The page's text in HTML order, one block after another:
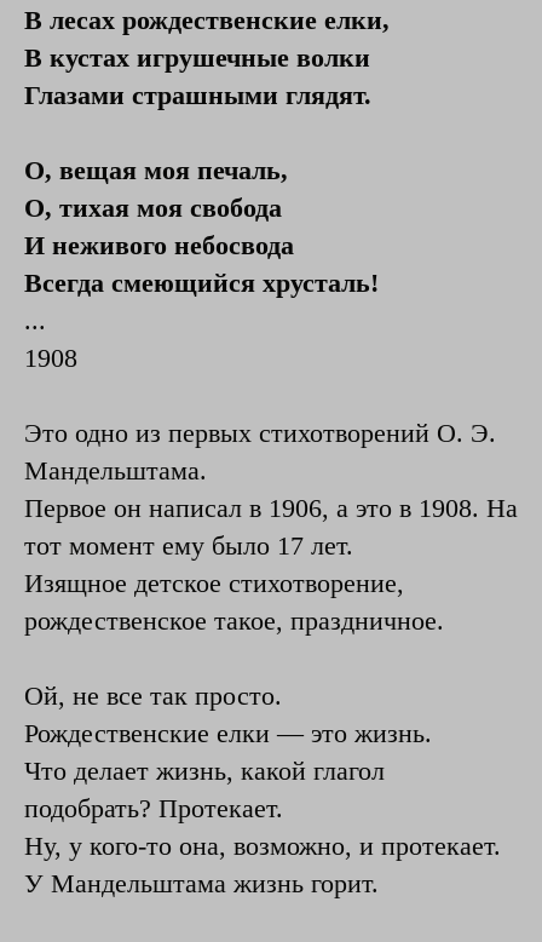
В лесах рождественские елки,
В кустах игрушечные волки
Глазами страшными глядят.
О, вещая моя печаль,
О, тихая моя свобода
И неживого небосвода
Всегда смеющийся хрусталь!
...
1908
Это одно из первых стихотворений О. Э.
Мандельштама.
Первое он написал в 1906, а это в 1908. На
тот момент ему было 17 лет.
Изящное детское стихотворение,
рождественское такое, праздничное.
Ой, не все так просто.
Рождественские елки — это жизнь.
Что делает жизнь, какой глагол
подобрать? Протекает.
Ну, у кого-то она, возможно, и протекает.
У Мандельштама жизнь горит.